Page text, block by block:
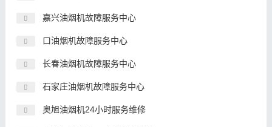
嘉兴油烟机故障服务中心
口油烟机故障服务中心
长春油烟机故障服务中心
石家庄油烟机故障服务中心
奥旭油烟机24小时服务维修